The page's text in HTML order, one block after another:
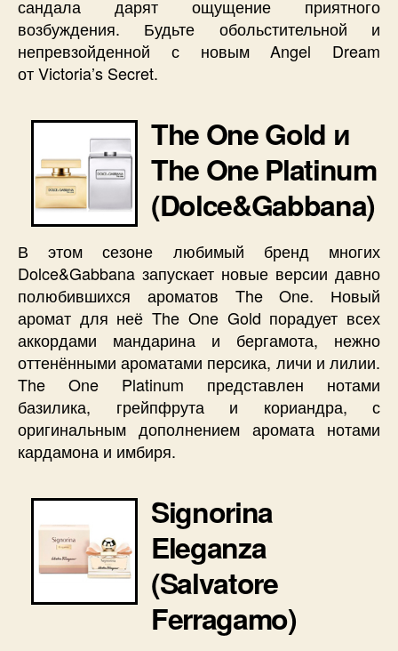
сандала дарят ощущение приятного
возбуждения. Будьте обольстительной и
непревзойденной с новым Angel Dream
от Victoria’s Secret.
The One Gold и
The One Platinum
(Dolce&Gabbana)
В этом сезоне любимый бренд многих
Dolce&Gabbana запускает новые версии давно
полюбившихся ароматов The One. Новый
аромат для неё The One Gold порадует всех
аккордами мандарина и бергамота, нежно
оттенёнными ароматами персика, личи и лилии.
The One Platinum представлен нотами
базилика, грейпфрута и кориандра, с
оригинальным дополнением аромата нотами
кардамона и имбиря.
Signorina
Eleganza
(Salvatore
Ferragamo)